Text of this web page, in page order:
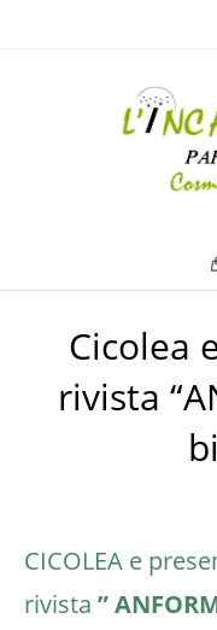
Cicolea
rivista
CICOLEA e
rivista ”